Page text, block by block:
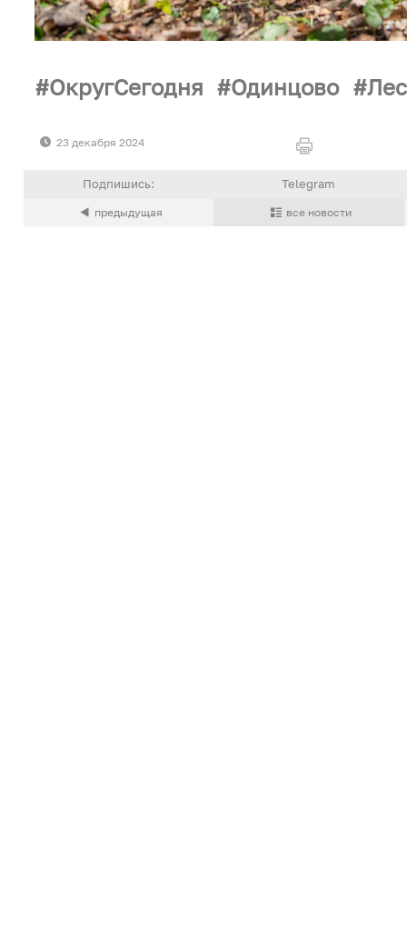
ОкругСегодня Одинцово
23 декабря 2024